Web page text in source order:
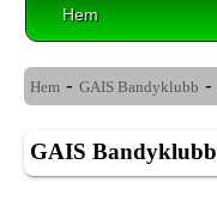
Hem
Hem - GAIS Bandyklubb -
GAIS Bandyklubb